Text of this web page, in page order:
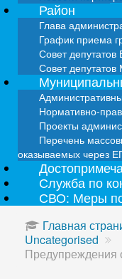
Район
Глава
График приема
Совет депутатов
Совет
Нормативно-
Проекты
Перечень
оказываемых через
Служба по
СВО: Меры
Главная
Uncategorised
Предупреждения